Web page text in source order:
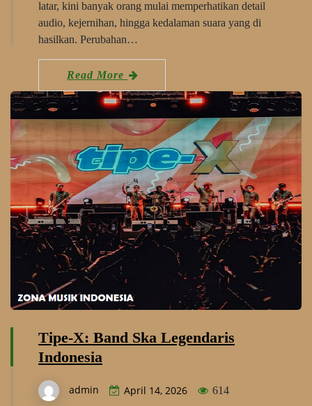
latar, kini banyak orang mulai memperhatikan detail
audio, kejernihan, hingga kedalaman suara yang di
hasilkan. Perubahan…
Read More
Tipe-X: Band Ska Legendaris
Indonesia
admin April 14, 2026 614